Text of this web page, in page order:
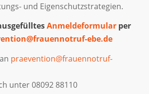
und Eigenschutzstrategien.
Anmeldeformularper
ebe.de
praevention@frauennotruf-
unter 08092 88110